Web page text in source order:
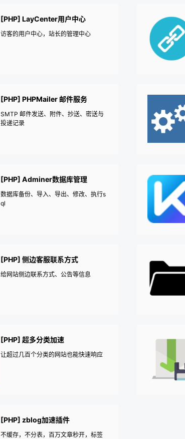
[PHP] LayCenter用户中心
访客的用户中心，站长的管理中心
[PHP] PHPMailer 邮件服务
SMTP 邮件发送、附件、抄送、密送与
投递记录
[PHP] Adminer数据库管理
数据库备份、导入、导出、修改、执行s
ql
[PHP] 侧边客服联系方式
给网站侧边联系方式、公告等信息
[PHP] 超多分类加速
让超过几百个分类的网站也能快速响应
[PHP] zblog加速插件
不缓存，不分表，百万文章秒开，标签